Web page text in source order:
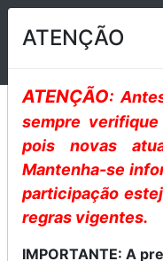
ATENÇÃO
ATENÇÃO:
sempre
pois novas
Mantenha-se
participação
regras vigentes.
IMPORTANTE: A
II BRASIL